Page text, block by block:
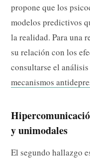
propone que los
modelos predictivos
la realidad. Para una
su relación con los
consultarse el
mecanismos
y unimodales
El segundo hallazgo